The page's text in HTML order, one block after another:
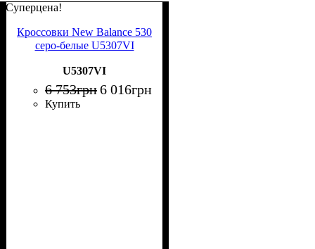
Суперцена!
Кроссовки New Balance 530
серо-белые U5307VI
U5307VI
6 753грн6 016грн
Купить